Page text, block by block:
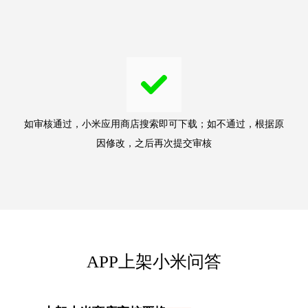
如审核通过，小米应用商店搜索即可下载；如不通过，根据原
因修改，之后再次提交审核
APP上架小米问答